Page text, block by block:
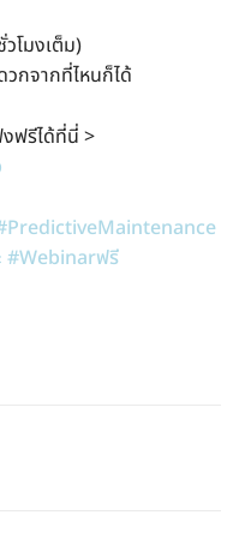
โมงเต็ม)
กจากที่ไหนก็ได้
ฟรีได้ที่นี่ >
#Webinarฟรี